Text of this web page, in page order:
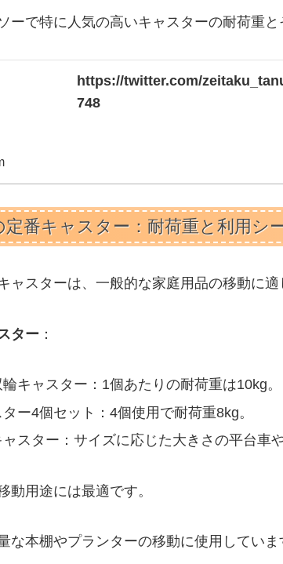
ーで特に人気の高いキャスターの耐荷重と
https://twitter.com/
748
定番キャスター：耐荷重と利用シ
ャスターは、一般的な家庭用品の移動に適
ター ：
キャスター：1個あたりの耐荷重は10kg​​。
ー4個セット：4個使用で耐荷重8kg​​。
スター：サイズに応じた大きさの平台車
動用途には最適です。
な本棚やプランターの移動に使用していま